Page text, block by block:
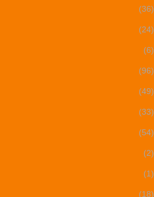
(36)
(24)
(6)
(96)
(49)
(33)
(54)
(2)
(1)
(18)